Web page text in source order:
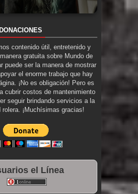
contenido útil, entretenido y
gratuita sobre Mundo de
puede ser la manera de mostrar
el enorme trabajo que hay
¡No es obligación! Pero es
cubrir costos de mantenimiento
seguir brindando servicios a la
rolera. ¡Muchísimas gracias!
el Línea